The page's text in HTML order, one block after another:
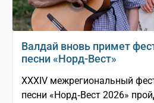
Валдай вновь примет
песни «Норд-Вест»
XXXIV межрегиональный
песни «Норд‑Вест 2026»